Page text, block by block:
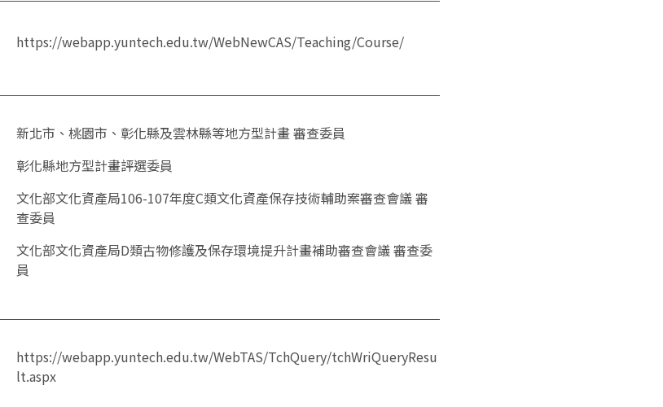
https://webapp.yuntech.edu.tw/WebNewCAS/Teaching/Course/
新北市、桃園市、彰化縣及雲林縣等地方型計畫 審查委員
彰化縣地方型計畫評選委員
文化部文化資產局106-107年度C類文化資產保存技術輔助案審查會議 審
查委員
文化部文化資產局D類古物修護及保存環境提升計畫補助審查會議 審查委
員
https://webapp.yuntech.edu.tw/WebTAS/TchQuery/tchWriQueryResu
lt.aspx